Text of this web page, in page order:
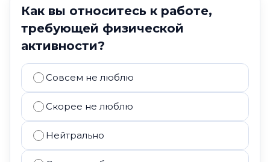
Как вы относитесь к работе,
требующей физической
активности?
Совсем не люблю
Скорее не люблю
Нейтрально